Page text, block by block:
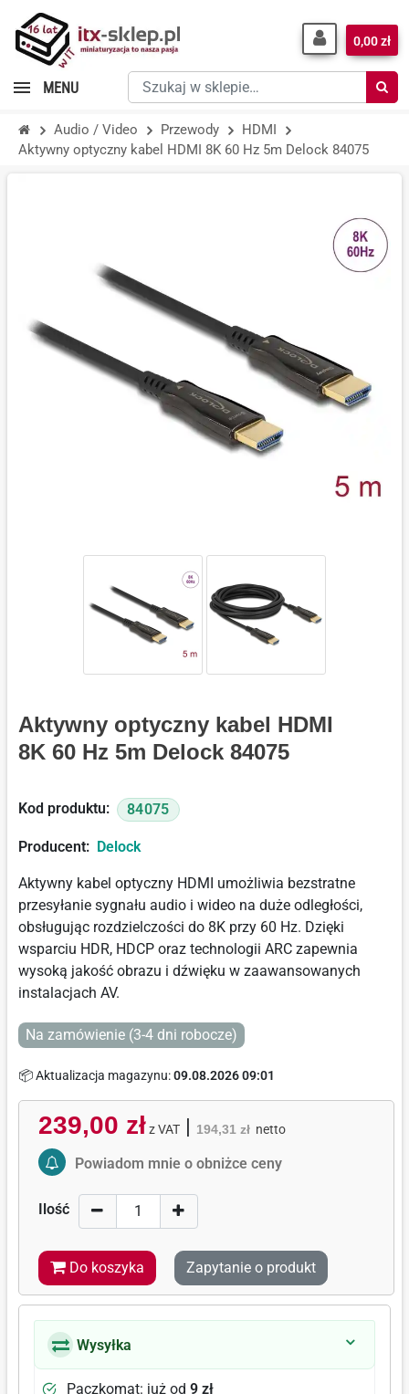
Szukaj
w
sklepie…
0,00 zł
MENU
Audio / Video Przewody
HDMI
Aktywny optyczny kabel HDMI 8K 60 Hz 5m Delock 84075
Aktywny optyczny kabel HDMI
8K 60 Hz 5m Delock 84075
Kod produktu: 84075
Producent: Delock
Aktywny kabel optyczny HDMI umożliwia bezstratne
przesyłanie sygnału audio i wideo na duże odległości,
obsługując rozdzielczości do 8K przy 60 Hz. Dzięki
wsparciu HDR, HDCP oraz technologii ARC zapewnia
wysoką jakość obrazu i dźwięku w zaawansowanych
instalacjach AV.
Na zamówienie (3-4 dni robocze)
📦 Aktualizacja magazynu:09.08.2026 09:01
239,00 zł z VAT| 194,31 zł netto
Activate Price Alert
Powiadom mnie o obniżce ceny
Ilość
Do koszyka Zapytanie o produkt
Wysyłka
Paczkomat: już od 9 zł